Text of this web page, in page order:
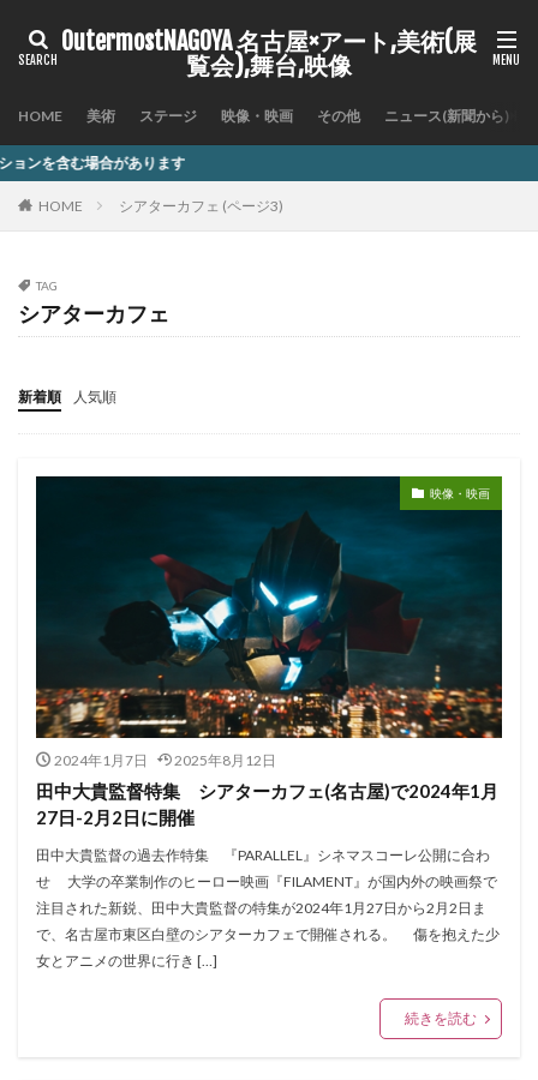
OutermostNAGOYA 名古屋×アート,美術(展
覧会),舞台,映像
HOME 美術 ステージ 映像・映画 その他 ニュース(新聞から)
HOME シアターカフェ (ページ3)
TAG
シアターカフェ
新着順 人気順
映像・映画
2024年1月7日 2025年8月12日
田中大貴監督特集 シアターカフェ(名古屋)で2024年1月
27日-2月2日に開催
田中大貴監督の過去作特集 『PARALLEL』シネマスコーレ公開に合わ
せ 大学の卒業制作のヒーロー映画『FILAMENT』が国内外の映画祭で
注目された新鋭、田中大貴監督の特集が2024年1月27日から2月2日ま
で、名古屋市東区白壁のシアターカフェで開催される。 傷を抱えた少
女とアニメの世界に行き […]
続きを読む